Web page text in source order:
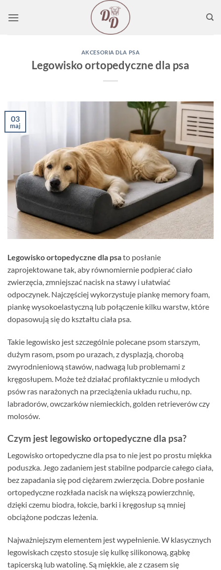
AKCESORIA DLA PSA
Legowisko ortopedyczne dla psa
03
maj
Legowisko ortopedyczne dla psato posłanie
zaprojektowane tak, aby równomiernie podpierać ciało
zwierzęcia, zmniejszać nacisk na stawy i ułatwiać
odpoczynek. Najczęściej wykorzystuje piankę memory foam,
piankę wysokoelastyczną lub połączenie kilku warstw, które
dopasowują się do kształtu ciała psa.
Takie legowisko jest szczególnie polecane psom starszym,
dużym rasom, psom po urazach, z dysplazją, chorobą
zwyrodnieniową stawów, nadwagą lub problemami z
kręgosłupem. Może też działać profilaktycznie u młodych
psów ras narażonych na przeciążenia układu ruchu, np.
labradorów, owczarków niemieckich, golden retrieverów czy
molosów.
Czym jest legowisko ortopedyczne dla psa?
Legowisko ortopedyczne dla psa to nie jest po prostu miękka
poduszka. Jego zadaniem jest stabilne podparcie całego ciała,
bez zapadania się pod ciężarem zwierzęcia. Dobre posłanie
ortopedyczne rozkłada nacisk na większą powierzchnię,
dzięki czemu biodra, łokcie, barki i kręgosłup są mniej
obciążone podczas leżenia.
Najważniejszym elementem jest wypełnienie. W klasycznych
legowiskach często stosuje się kulkę silikonową, gąbkę
tapicerską lub watolinę. Są miękkie, ale z czasem się